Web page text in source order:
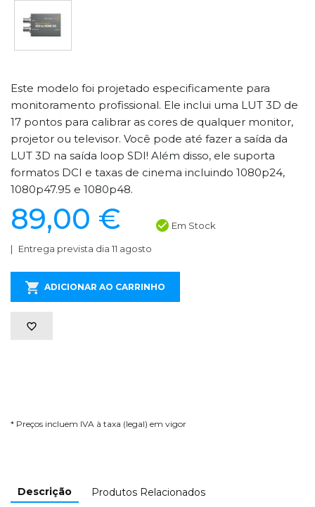
Este modelo foi projetado especificamente para
monitoramento profissional. Ele inclui uma LUT 3D de
17 pontos para calibrar as cores de qualquer monitor,
projetor ou televisor. Você pode até fazer a saída da
LUT 3D na saída loop SDI! Além disso, ele suporta
formatos DCI e taxas de cinema incluindo 1080p24,
1080p47.95 e 1080p48.
89,00 € Em Stock
Entrega prevista dia 11 agosto
ADICIONAR AO CARRINHO
* Preços incluem IVA à taxa (legal) em vigor
Descrição Produtos Relacionados